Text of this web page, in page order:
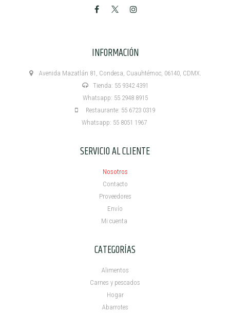
INFORMACIÓN
Avenida Mazatlán 81, Condesa, Cuauhtémoc, 06140, CDMX.
Tienda: 55 9342 4391
Whatsapp: 55 2948 8915
Restaurante: 55 6723 0319
Whatsapp: 55 8051 1967
SERVICIO AL CLIENTE
Nosotros
Contacto
Proveedores
Envío
Mi cuenta ​
CATEGORÍAS
Alimentos
Carnes y pescados
Hogar
Abarrotes